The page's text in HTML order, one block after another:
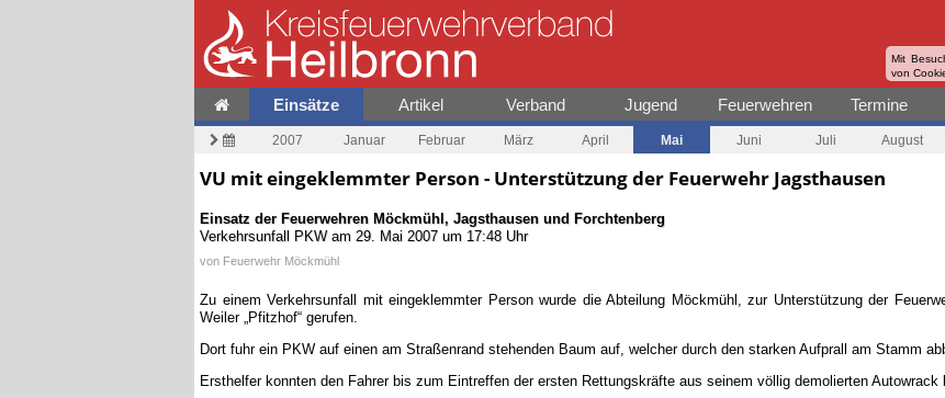
Mit
von
Einsätze Artikel Verband Jugend Feuerwehren Termine
2007 Januar Februar März April Mai Juni Juli August
VU mit eingeklemmter Person - Unterstützung der Feuerwehr Jagsthausen
Einsatz der Feuerwehren Möckmühl, Jagsthausen und Forchtenberg
Verkehrsunfall PKW am 29. Mai 2007 um 17:48 Uhr
von Feuerwehr Möckmühl
Zu einem Verkehrsunfall mit eingeklemmter Person wurde die Abteilung Möckmühl, zur Unterstützung der
Weiler „Pfitzhof“ gerufen.
Dort fuhr ein PKW auf einen am Straßenrand stehenden Baum auf, welcher durch den starken Aufprall am Stamm
Ersthelfer konnten den Fahrer bis zum Eintreffen der ersten Rettungskräfte aus seinem völlig demolierten Autowrack